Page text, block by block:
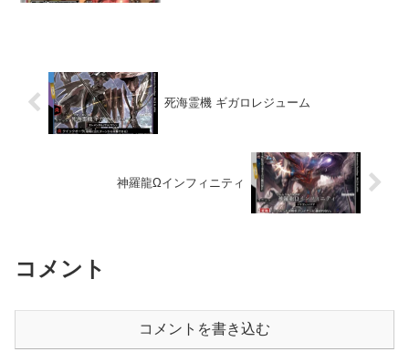
死海霊機 ギガロレジューム
神羅龍Ωインフィニティ
コメント
コメントを書き込む